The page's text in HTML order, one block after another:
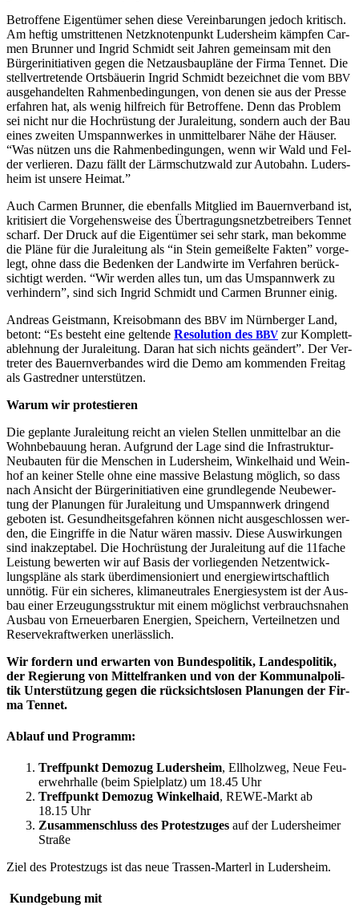
Betrof­fe­ne Eigen­tü­mer sehen die­se Ver­ein­ba­run­gen jedoch kri­tisch.
Am hef­tig umstrit­te­nen Netz­kno­ten­punkt Luders­heim kämp­fen Car­
men Brun­ner und Ingrid Schmidt seit Jah­ren gemein­sam mit den
Bür­ger­initia­ti­ven gegen die Netz­aus­bau­plä­ne der Fir­ma Ten­net. Die
stell­ver­tre­ten­de Orts­bäue­rin Ingrid Schmidt bezeich­net die vom BBV
aus­ge­han­del­ten Rah­men­be­din­gun­gen, von denen sie aus der Pres­se
erfah­ren hat, als wenig hilf­reich für Betrof­fe­ne. Denn das Pro­blem
sei nicht nur die Hoch­rüs­tung der Jura­lei­tung, son­dern auch der Bau
eines zwei­ten Umspann­wer­kes in unmit­tel­ba­rer Nähe der Häu­ser.
“Was nüt­zen uns die Rah­men­be­din­gun­gen, wenn wir Wald und Fel­
der ver­lie­ren. Dazu fällt der Lärm­schutz­wald zur Auto­bahn. Luders­
heim ist unse­re Heimat.”
Auch Car­men Brun­ner, die eben­falls Mit­glied im Bau­ern­ver­band ist,
kri­ti­siert die Vor­ge­hens­wei­se des Über­tra­gungs­netz­be­trei­bers Ten­net
scharf. Der Druck auf die Eigen­tü­mer sei sehr stark, man bekom­me
die Plä­ne für die Jura­lei­tung als “in Stein gemei­ßel­te Fak­ten” vor­ge­
legt, ohne dass die Beden­ken der Land­wir­te im Ver­fah­ren berück­
sich­tigt wer­den. “Wir wer­den alles tun, um das Umspann­werk zu
ver­hin­dern”, sind sich Ingrid Schmidt und Car­men Brun­ner einig.
Andre­as Geist­mann, Kreis­ob­mann des BBV im Nürn­ber­ger Land,
betont: “Es besteht eine gel­ten­de Reso­lu­ti­on des BBV zur Kom­plett­
ab­leh­nung der Jura­lei­tung. Dar­an hat sich nichts geän­dert”. Der Ver­
tre­ter des Bau­ern­ver­ban­des wird die Demo am kom­men­den Frei­tag
als Gast­red­ner unterstützen.
War­um wir protestieren
Die geplan­te Jura­lei­tung reicht an vie­len Stel­len unmit­tel­bar an die
Wohn­be­bau­ung her­an. Auf­grund der Lage sind die Infra­struk­tur-
Neu­bau­ten für die Men­schen in Luders­heim, Win­kel­haid und Wein­
hof an kei­ner Stel­le ohne eine mas­si­ve Belas­tung mög­lich, so dass
nach Ansicht der Bür­ger­initia­ti­ven eine grund­le­gen­de Neu­be­wer­
tung der Pla­nun­gen für Jura­lei­tung und Umspann­werk drin­gend
gebo­ten ist. Gesund­heits­ge­fah­ren kön­nen nicht aus­ge­schlos­sen wer­
den, die Ein­grif­fe in die Natur wären mas­siv. Die­se Aus­wir­kun­gen
sind inak­zep­ta­bel. Die Hoch­rüs­tung der Jura­lei­tung auf die 11fache
Leis­tung bewer­ten wir auf Basis der vor­lie­gen­den Netz­ent­wick­
lungs­plä­ne als stark über­di­men­sio­niert und ener­gie­wirt­schaft­lich
unnö­tig. Für ein siche­res, kli­ma­neu­tra­les Ener­gie­sys­tem ist der Aus­
bau einer Erzeu­gungs­struk­tur mit einem mög­lichst ver­brauchs­na­hen
Aus­bau von Erneu­er­ba­ren Ener­gien, Spei­chern, Ver­teil­net­zen und
Reser­ve­kraft­wer­ken unerlässlich.
Wir for­dern und erwar­ten von Bun­des­po­li­tik, Lan­des­po­li­tik,
der Regie­rung von Mit­tel­fran­ken und von der Kom­mu­nal­po­li­
tik Unter­stüt­zung gegen die rück­sichts­lo­sen Pla­nun­gen der Fir­
ma Tennet.
Ablauf und Programm:
Treff­punkt Demo­zug Luders­heim, Ell­holz­weg, Neue Feu­
er­wehr­hal­le (beim Spiel­platz) um 18.45 Uhr
Treff­punkt Demo­zug Win­kel­haid, REWE-Markt ab
18.15 Uhr
Zusam­men­schluss des Pro­test­zu­ges auf der Luders­hei­mer
Straße
Ziel des Pro­test­zugs ist das neue Tras­sen-Mar­terl in Ludersheim.
Kund­ge­bung mit